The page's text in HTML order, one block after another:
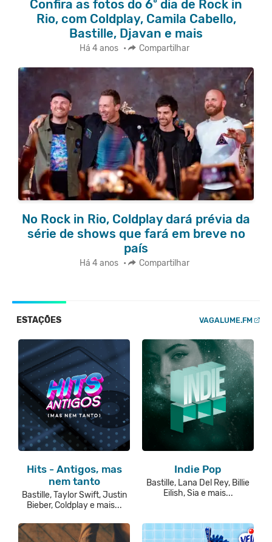
Confira as fotos do 6º dia de Rock in
Rio, com Coldplay, Camila Cabello,
Bastille, Djavan e mais
Há 4 anos • Compartilhar
No Rock in Rio, Coldplay dará prévia da
série de shows que fará em breve no
país
Há 4 anos • Compartilhar
ESTAÇÕES VAGALUME.FM
Hits - Antigos, mas
nem tanto
Bastille, Taylor Swift, Justin
Bieber, Coldplay e mais...
Indie Pop
Bastille, Lana Del Rey, Billie
Eilish, Sia e mais...